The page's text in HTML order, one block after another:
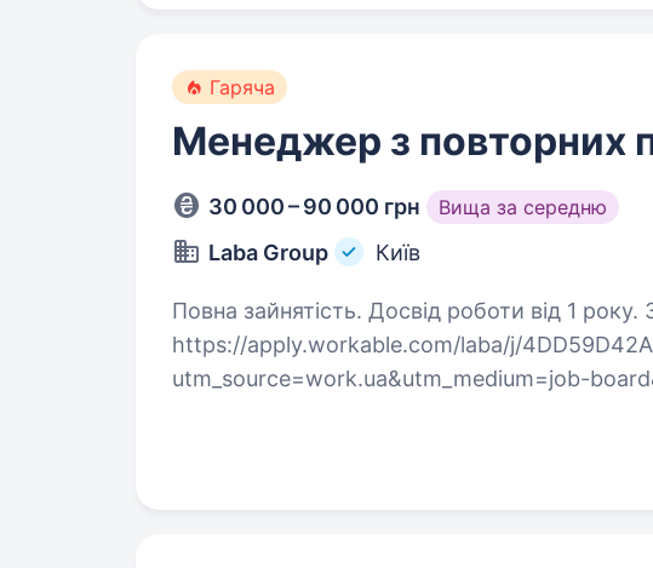
Гаряча
Менеджер з повторних
30 000 – 90 000 грн Вища за середню
Laba Group Київ
Повна зайнятість. Досвід роботи від 1 року. Залишай відгук за посиланням:
https://apply.workable.com/laba/j/
utm_source=work.ua&utm_medium=job-